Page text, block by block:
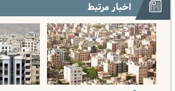
اخبار مرتبط